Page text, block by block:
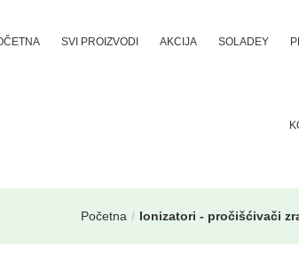
SVI PROIZVODI AKCIJA SOLADEY
Početna Ionizatori - pročišćivači